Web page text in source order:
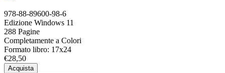
978-88-89600-98-6
Edizione Windows 11
288 Pagine
Completamente a Colori
Formato libro: 17x24
€28,50
Acquista